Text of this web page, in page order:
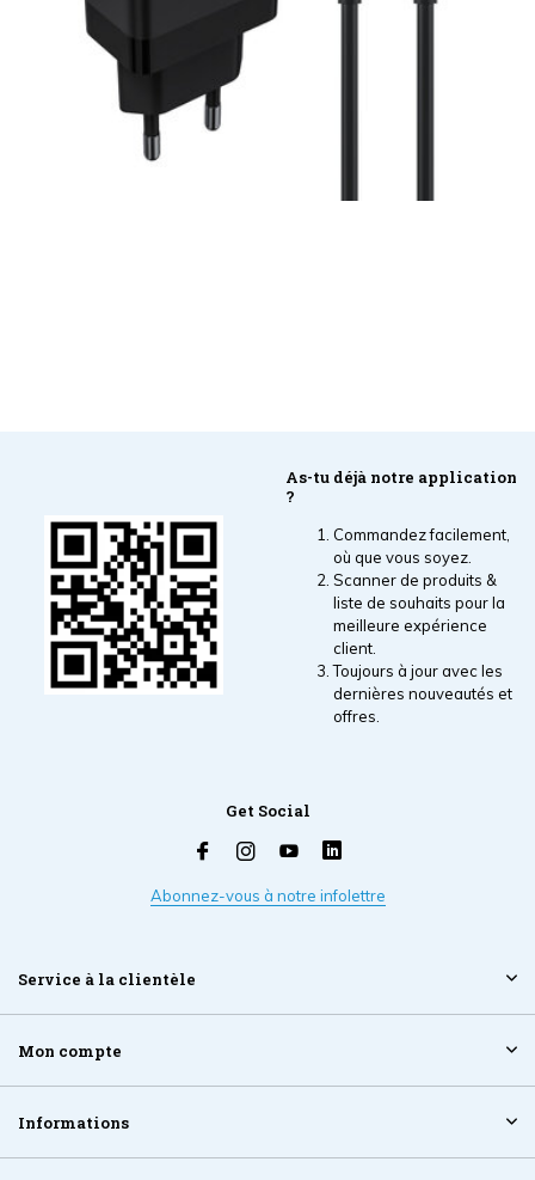
As-tu déjà notre application
?
Commandez facilement,
où que vous soyez.
Scanner de produits &
liste de souhaits pour la
meilleure expérience
client.
Toujours à jour avec les
dernières nouveautés et
offres.
Get Social
Abonnez-vous à notre infolettre
Service à la clientèle
Mon compte
Informations